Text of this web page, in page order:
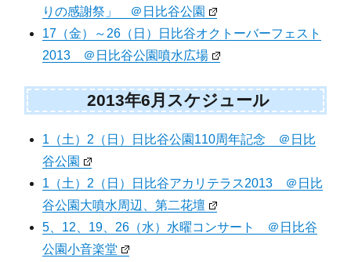
りの感謝祭」 ＠日比谷公園
17（金）～26（日）日比谷オクトーバーフェスト
2013 ＠日比谷公園噴水広場
2013年6月スケジュール
1（土）2（日）日比谷公園110周年記念 ＠日比
谷公園
1（土）2（日）日比谷アカリテラス2013 ＠日比
谷公園大噴水周辺、第二花壇
5、12、19、26（水）水曜コンサート ＠日比谷
公園小音楽堂